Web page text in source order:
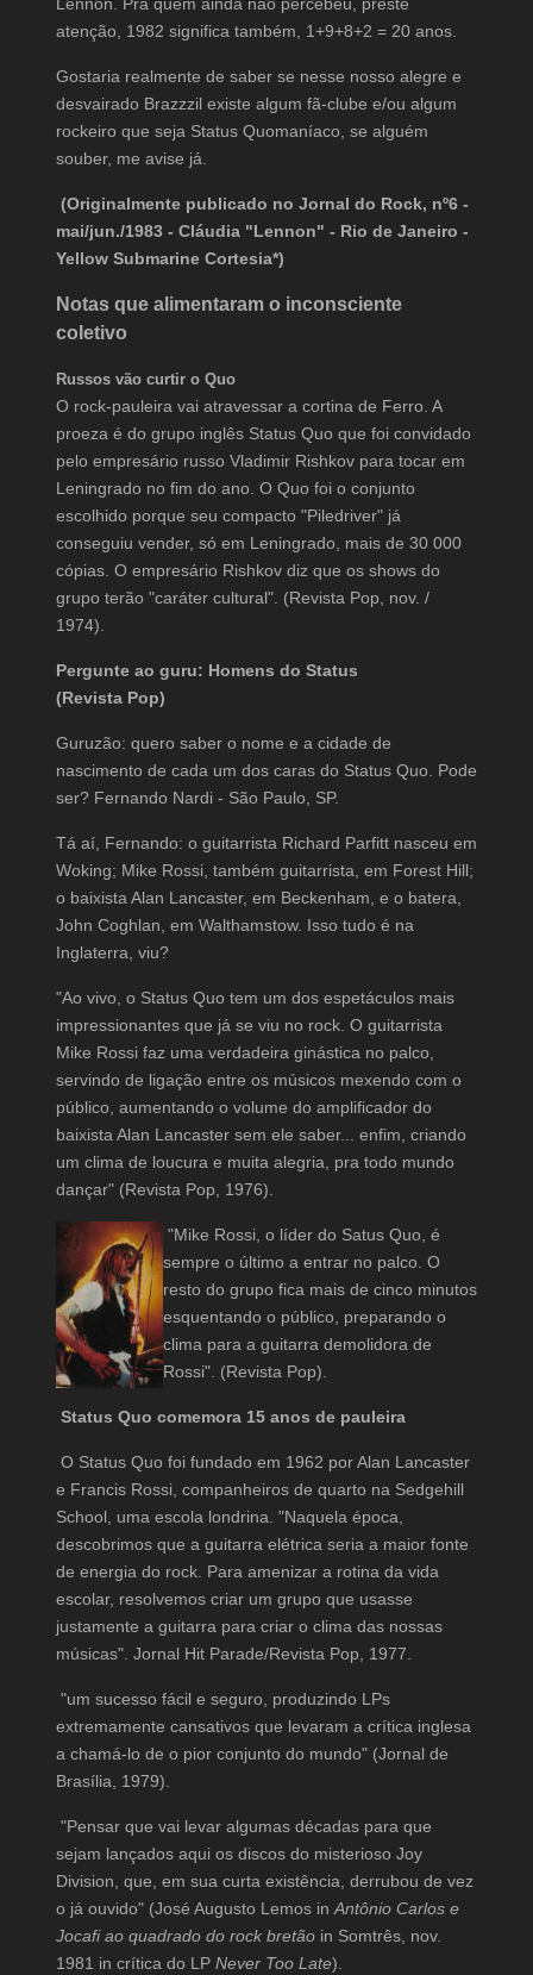
atenção, 1982 significa também, 1+9+8+2 = 20 anos.
Gostaria realmente de saber se nesse nosso alegre e
desvairado Brazzzil existe algum fã-clube e/ou algum
rockeiro que seja Status Quomaníaco, se alguém
souber, me avise já.
(Originalmente publicado no Jornal do Rock, nº6 -
mai/jun./1983 - Cláudia "Lennon" - Rio de Janeiro -
Yellow Submarine Cortesia*)
Notas que alimentaram o inconsciente
coletivo
Russos vão curtir o Quo
O rock-pauleira vai atravessar a cortina de Ferro. A
proeza é do grupo inglês Status Quo que foi convidado
pelo empresário russo Vladimir Rishkov para tocar em
Leningrado no fim do ano. O Quo foi o conjunto
escolhido porque seu compacto "Piledriver" já
conseguiu vender, só em Leningrado, mais de 30 000
cópias. O empresário Rishkov diz que os shows do
grupo terão "caráter cultural". (Revista Pop, nov. /
1974).
Pergunte ao guru: Homens do Status
(Revista Pop)
Guruzão: quero saber o nome e a cidade de
nascimento de cada um dos caras do Status Quo. Pode
ser? Fernando Nardi - São Paulo, SP.
Tá aí, Fernando: o guitarrista Richard Parfitt nasceu em
Woking; Mike Rossi, também guitarrista, em Forest Hill;
o baixista Alan Lancaster, em Beckenham, e o batera,
John Coghlan, em Walthamstow. Isso tudo é na
Inglaterra, viu?
"Ao vivo, o Status Quo tem um dos espetáculos mais
impressionantes que já se viu no rock. O guitarrista
Mike Rossi faz uma verdadeira ginástica no palco,
servindo de ligação entre os músicos mexendo com o
público, aumentando o volume do amplificador do
baixista Alan Lancaster sem ele saber... enfim, criando
um clima de loucura e muita alegria, pra todo mundo
dançar" (Revista Pop, 1976).
"Mike Rossi, o líder do Satus Quo, é
sempre o último a entrar no palco. O
resto do grupo fica mais de cinco minutos
esquentando o público, preparando o
clima para a guitarra demolidora de
Rossi". (Revista Pop).
Status Quo comemora 15 anos de pauleira
O Status Quo foi fundado em 1962 por Alan Lancaster
e Francis Rossi, companheiros de quarto na Sedgehill
School, uma escola londrina. "Naquela época,
descobrimos que a guitarra elétrica seria a maior fonte
de energia do rock. Para amenizar a rotina da vida
escolar, resolvemos criar um grupo que usasse
justamente a guitarra para criar o clima das nossas
músicas". Jornal Hit Parade/Revista Pop, 1977.
"um sucesso fácil e seguro, produzindo LPs
extremamente cansativos que levaram a crítica inglesa
a chamá-lo de o pior conjunto do mundo" (Jornal de
Brasília, 1979).
"Pensar que vai levar algumas décadas para que
sejam lançados aqui os discos do misterioso Joy
Division, que, em sua curta existência, derrubou de vez
o já ouvido" (José Augusto Lemos in Antônio Carlos e
Jocafi ao quadrado do rock bretãoin Somtrês, nov.
1981 in crítica do LP Never Too Late).